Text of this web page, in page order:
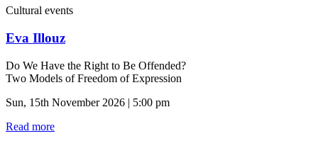
Cultural events
Eva Illouz
Do We Have the Right to Be Offended?
Two Models of Freedom of Expression
Sun, 15th November 2026 | 5:00 pm
Read more